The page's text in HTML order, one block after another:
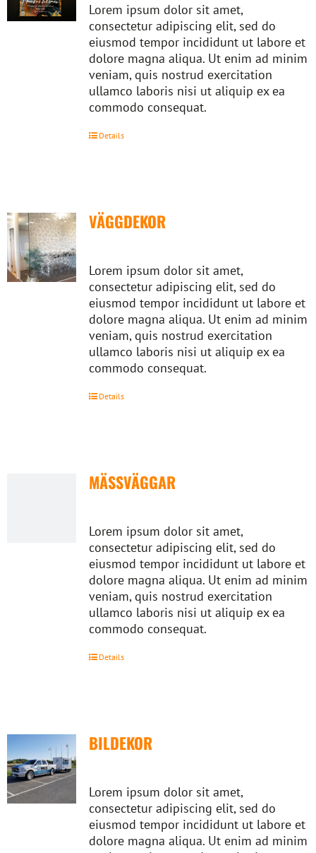
Lorem ipsum dolor sit amet,
consectetur adipiscing elit, sed do
eiusmod tempor incididunt ut labore et
dolore magna aliqua. Ut enim ad minim
veniam, quis nostrud exercitation
ullamco laboris nisi ut aliquip ex ea
commodo consequat.
Details
VÄGGDEKOR
Lorem ipsum dolor sit amet,
consectetur adipiscing elit, sed do
eiusmod tempor incididunt ut labore et
dolore magna aliqua. Ut enim ad minim
veniam, quis nostrud exercitation
ullamco laboris nisi ut aliquip ex ea
commodo consequat.
Details
MÄSSVÄGGAR
Lorem ipsum dolor sit amet,
consectetur adipiscing elit, sed do
eiusmod tempor incididunt ut labore et
dolore magna aliqua. Ut enim ad minim
veniam, quis nostrud exercitation
ullamco laboris nisi ut aliquip ex ea
commodo consequat.
Details
BILDEKOR
Lorem ipsum dolor sit amet,
consectetur adipiscing elit, sed do
eiusmod tempor incididunt ut labore et
dolore magna aliqua. Ut enim ad minim